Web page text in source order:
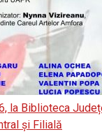
la Biblioteca
și Filială